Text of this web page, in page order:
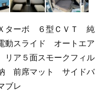
ターボ ６型ＣＶＴ 純
スライド オートエア
ア５面スモークフィル
前席マット サイドバ
ブレ